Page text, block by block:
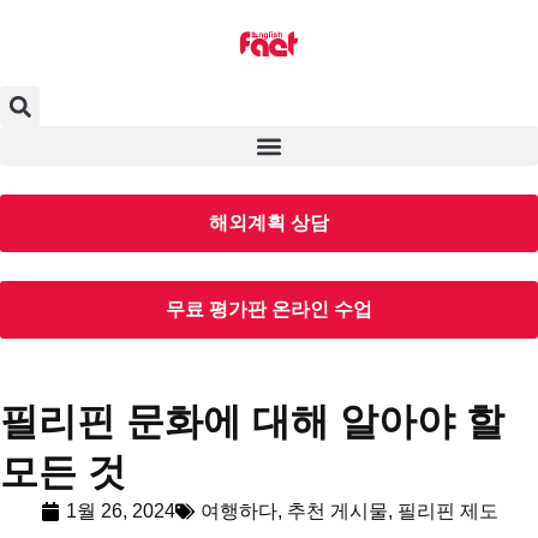
해외계획 상담
무료 평가판 온라인 수업
필리핀 문화에 대해 알아야 할
모든 것
1월 26, 2024 여행하다, 추천 게시물, 필리핀 제도